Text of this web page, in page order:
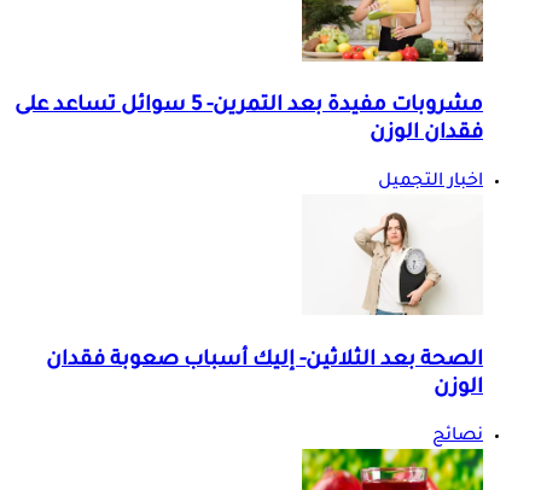
مشروبات مفيدة بعد التمرين- 5 سوائل تساعد على
فقدان الوزن
اخبار التجميل
الصحة بعد الثلاثين- إليك أسباب صعوبة فقدان
الوزن
نصائح